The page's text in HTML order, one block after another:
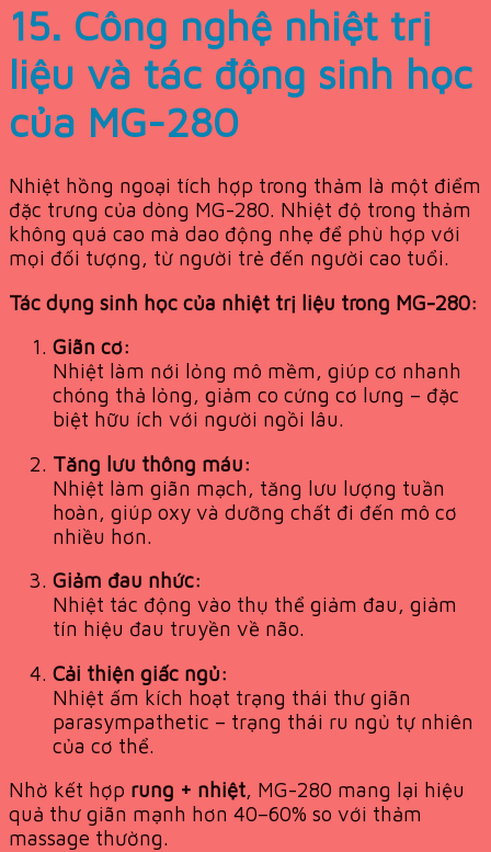
15. Công nghệ nhiệt trị
liệu và tác động sinh học
của MG-280
Nhiệt hồng ngoại tích hợp trong thảm là một điểm
đặc trưng của dòng MG-280. Nhiệt độ trong thảm
không quá cao mà dao động nhẹ để phù hợp với
mọi đối tượng, từ người trẻ đến người cao tuổi.
Tác dụng sinh học của nhiệt trị liệu trong MG-280:
Giãn cơ:
Nhiệt làm nới lỏng mô mềm, giúp cơ nhanh
chóng thả lỏng, giảm co cứng cơ lưng – đặc
biệt hữu ích với người ngồi lâu.
Tăng lưu thông máu:
Nhiệt làm giãn mạch, tăng lưu lượng tuần
hoàn, giúp oxy và dưỡng chất đi đến mô cơ
nhiều hơn.
Giảm đau nhức:
Nhiệt tác động vào thụ thể giảm đau, giảm
tín hiệu đau truyền về não.
Cải thiện giấc ngủ:
Nhiệt ấm kích hoạt trạng thái thư giãn
parasympathetic – trạng thái ru ngủ tự nhiên
của cơ thể.
Nhờ kết hợp rung + nhiệt, MG-280 mang lại hiệu
quả thư giãn mạnh hơn 40–60% so với thảm
massage thường.